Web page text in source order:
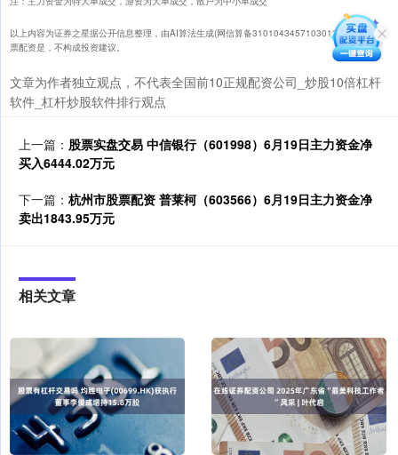
以上内容为证券之星据公开信息整理，由AI算法生成(网信算备310104345710301240019号)股
票配资是，不构成投资建议。
文章为作者独立观点，不代表全国前10正规配资公司_炒股10倍杠杆
软件_杠杆炒股软件排行观点
上一篇： 股票实盘交易 中信银行（601998）6月19日主力资金净
买入6444.02万元
下一篇： 杭州市股票配资 普莱柯（603566）6月19日主力资金净
卖出1843.95万元
相关文章